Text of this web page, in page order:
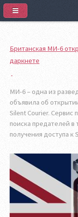
Британская МИ-6
даркнете
МИ-6 – одна из
объявила об
Silent Courier. Сервис
поиска предателей
получения доступа к